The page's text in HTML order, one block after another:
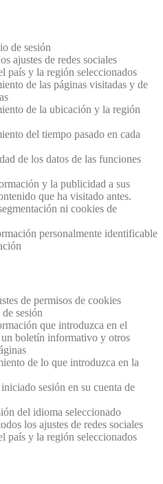
de sesión
ajustes de redes sociales
país y la región seleccionados
de las páginas visitadas y de
de la ubicación y la región
del tiempo pasado en cada
de los datos de las funciones
y la publicidad a sus
que ha visitado antes.
ni cookies de
personalmente identificable
de permisos de cookies
sesión
que introduzca en el
boletín informativo y otros
de lo que introduzca en la
sesión en su cuenta de
del idioma seleccionado
los ajustes de redes sociales
país y la región seleccionados